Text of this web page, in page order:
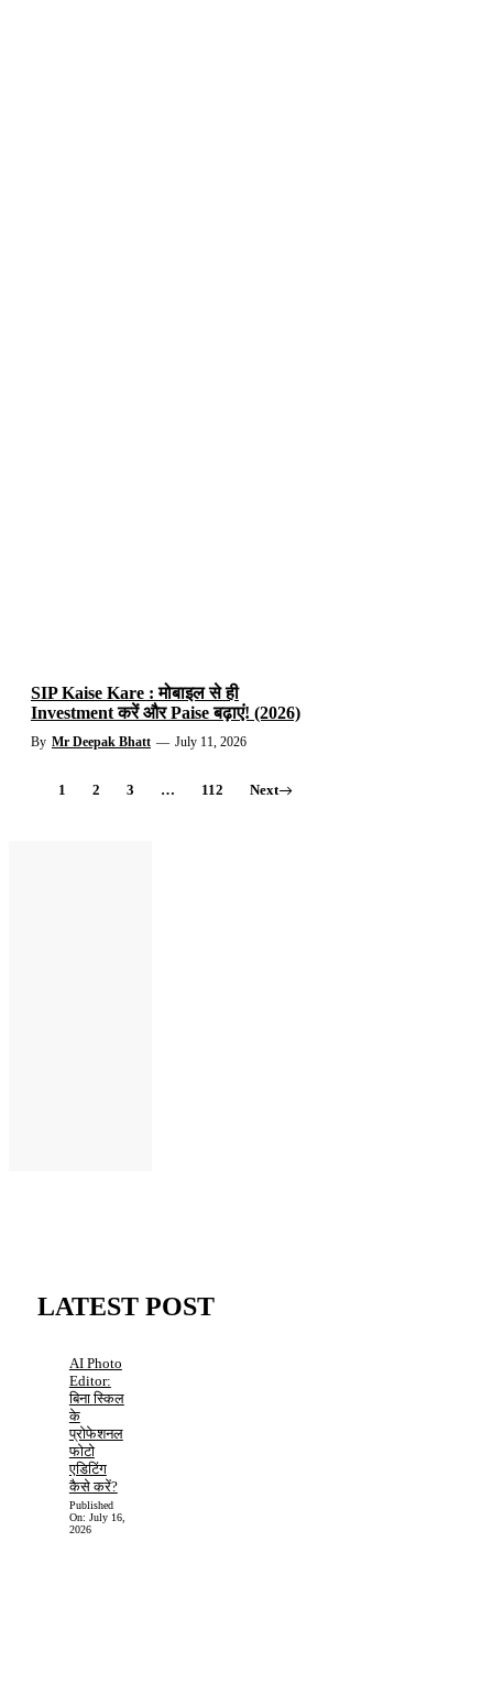
SIP Kaise Kare : मोबाइल से ही
Investment करें और Paise बढ़ाएं! (2026)
By Mr Deepak Bhatt — July 11, 2026
1 2 3 … 112 Next
LATEST POST
AI Photo
Editor:
बिना स्किल
के
प्रोफेशनल
फोटो
एडिटिंग
कैसे करें?
Published
On: July 16,
2026